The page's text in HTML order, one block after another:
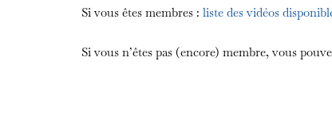
Si vous êtes membres : liste des vidéos
Si vous n’êtes pas (encore) membre, vous